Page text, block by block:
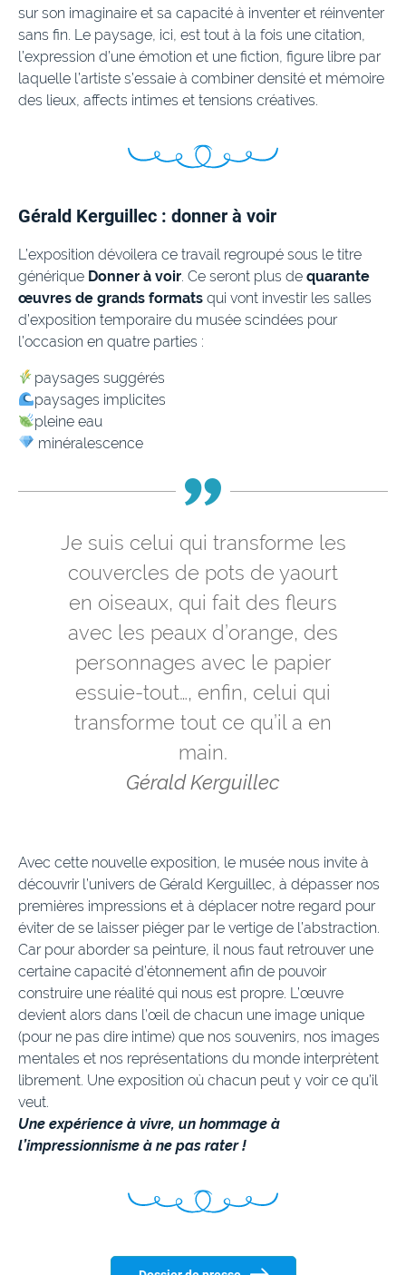
sur son imaginaire et sa capacité à inventer et réinventer
sans fin. Le paysage, ici, est tout à la fois une citation,
l’expression d’une émotion et une fiction, figure libre par
laquelle l’artiste s’essaie à combiner densité et mémoire
des lieux, affects intimes et tensions créatives.
Gérald Kerguillec : donner à voir
L’exposition dévoilera ce travail regroupé sous le titre
générique Donner à voir. Ce seront plus de quarante
œuvres de grands formats qui vont investir les salles
d’exposition temporaire du musée scindées pour
l’occasion en quatre parties :
​paysages suggérés
​paysages implicites
​pleine eau
minéralescence
Je suis celui qui transforme les
couvercles de pots de yaourt
en oiseaux, qui fait des fleurs
avec les peaux d’orange, des
personnages avec le papier
essuie-tout…, enfin, celui qui
transforme tout ce qu’il a en
main.
Gérald Kerguillec
Avec cette nouvelle exposition, le musée nous invite à
découvrir l’univers de Gérald Kerguillec, à dépasser nos
premières impressions et à déplacer notre regard pour
éviter de se laisser piéger par le vertige de l’abstraction.
Car pour aborder sa peinture, il nous faut retrouver une
certaine capacité d’étonnement afin de pouvoir
construire une réalité qui nous est propre. L’œuvre
devient alors dans l’œil de chacun une image unique
(pour ne pas dire intime) que nos souvenirs, nos images
mentales et nos représentations du monde interprètent
librement. Une exposition où chacun peut y voir ce qu’il
veut.
Une expérience à vivre, un hommage à
l’impressionnisme à ne pas rater !